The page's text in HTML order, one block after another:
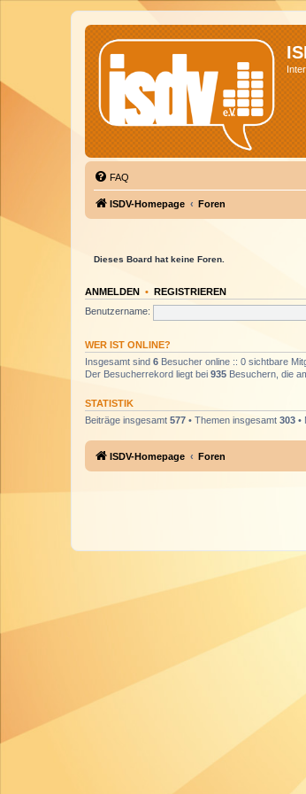
FAQ
ISDV-Homepage Foren
Dieses Board hat keine Foren.
ANMELDEN • REGISTRIEREN
Benutzername:
WER IST ONLINE?
Insgesamt sind 6 Besucher online :: 0 sichtbare
Der Besucherrekord liegt bei 935 Besuchern, die
STATISTIK
Beiträge insgesamt 577 • Themen insgesamt 303 •
ISDV-Homepage Foren